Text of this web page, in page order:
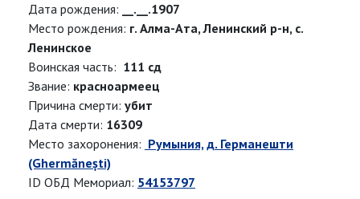
Дата рождения:
__.__.1907
Место рождения: г. Алма-Ата, Ленинский р-н, с.
Ленинское
Воинская часть: 111 сд
Звание: красноармеец
Причина смерти: убит
Дата смерти: 16309
Место захоронения: Румыния, д. Германешти
(Ghermănești)
ID ОБД Мемориал: 54153797